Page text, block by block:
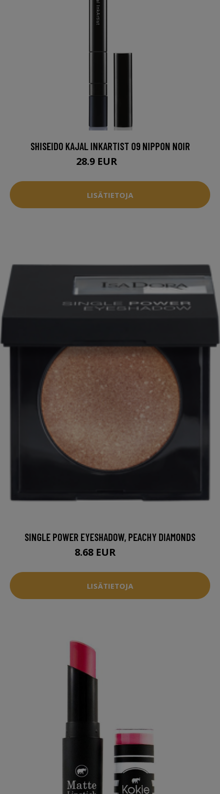
SHISEIDO KAJAL INKARTIST 09 NIPPON NOIR
28.9 EUR
LISÄTIETOJA
SINGLE POWER EYESHADOW, PEACHY DIAMONDS
8.68 EUR
LISÄTIETOJA